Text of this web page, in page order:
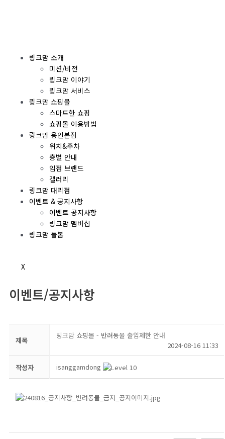
링크맘 소개
미션/비전
링크맘 이야기
링크맘 서비스
링크맘 쇼핑몰
스마트한 쇼핑
쇼핑몰 이용방법
링크맘 용인본점
위치&주차
층별 안내
입점 브랜드
갤러리
링크맘 대리점
이벤트 & 공지사항
이벤트 공지사항
링크맘 멤버십
링크맘 돌봄
X
이벤트/공지사항
제목
링크맘 쇼핑몰 - 반려동물 출입제한 안내
2024-08-16 11:33
작성자 isanggamdong